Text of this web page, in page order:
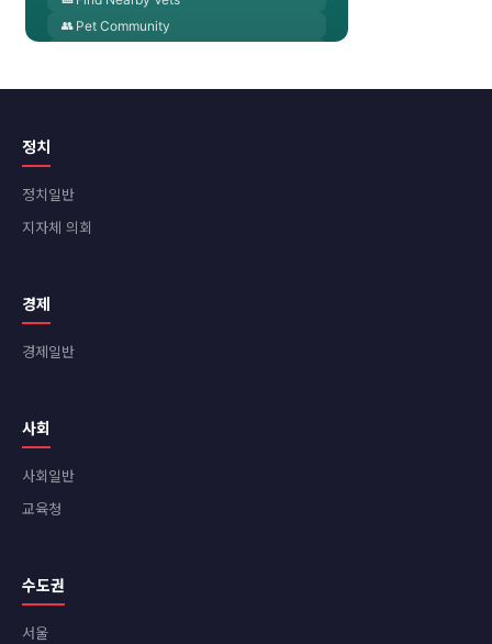
정치
정치일반
지자체 의회
경제
경제일반
사회
사회일반
교육청
수도권
서울